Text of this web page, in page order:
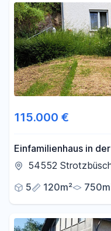
115.000 €
Einfamilienhaus in
54552
5
120m²